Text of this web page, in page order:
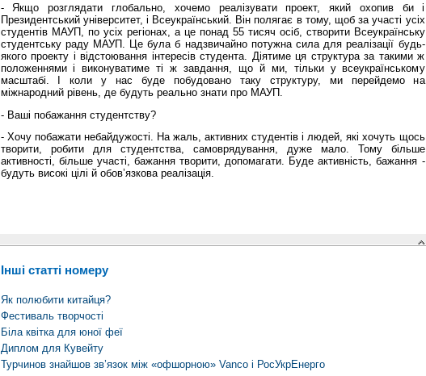
- Якщо розглядати глобально, хочемо реалізувати проект, який охопив би і
Президентський університет, і Всеукраїнський. Він полягає в тому, щоб за участі усіх
студентів МАУП, по усіх регіонах, а це понад 55 тисяч осіб, створити Всеукраїнську
студентську раду МАУП. Це була б надзвичайно потужна сила для реалізації будь-
якого проекту і відстоювання інтересів студента. Діятиме ця структура за такими ж
положеннями і виконуватиме ті ж завдання, що й ми, тільки у всеукраїнському
масштабі. І коли у нас буде побудовано таку структуру, ми перейдемо на
міжнародний рівень, де будуть реально знати про МАУП.
- Ваші побажання студентству?
- Хочу побажати небайдужості. На жаль, активних студентів і людей, які хочуть щось
творити, робити для студентства, самоврядування, дуже мало. Тому більше
активності, більше участі, бажання творити, допомагати. Буде активність, бажання -
будуть високі цілі й обов’язкова реалізація.
Інші статті номеру
Як полюбити китайця?
Фестиваль творчості
Біла квітка для юної феї
Диплом для Кувейту
Турчинов знайшов зв’язок між «офшорною» Vanco і РосУкрЕнерго